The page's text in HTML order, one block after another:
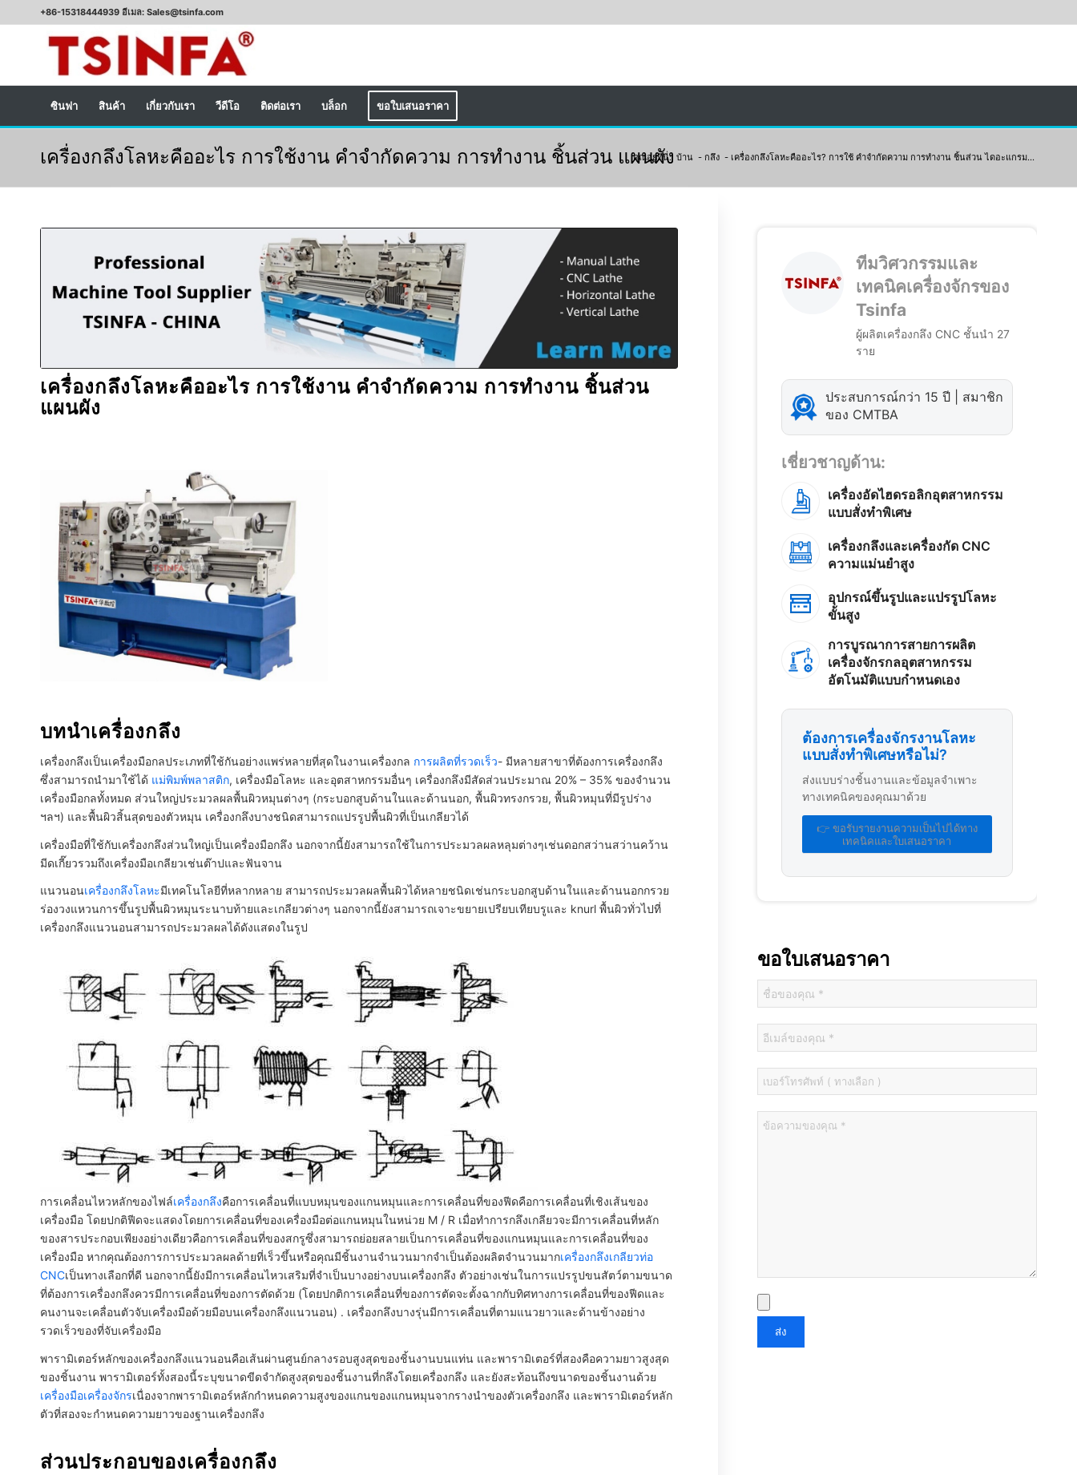
+86-15318444939 อีเมล: Sales@tsinfa.com
ซินฟา สินค้า เกี่ยวกับเรา วีดีโอ ติดต่อเรา บล็อก ขอใบเสนอราคา
เครื่องกลึงโลหะคืออะไร การใช้งาน คำจำกัดความ การทำงาน ชิ้นส่วน แผนผัง
คุณอยู่ที่นี่: บ้าน - กลึง - เครื่องกลึงโลหะคืออะไร? การใช้ คำจำกัดความ การทำงาน ชิ้นส่วน ไดอะแกรม...
เครื่องกลึงโลหะคืออะไร การใช้งาน คำจำกัดความ การทำงาน ชิ้นส่วน
แผนผัง
บทนำเครื่องกลึง
เครื่องกลึงเป็นเครื่องมือกลประเภทที่ใช้กันอย่างแพร่หลายที่สุดในงานเครื่องกล การผลิตที่รวดเร็ว- มีหลายสาขาที่ต้องการเครื่องกลึง
ซึ่งสามารถนำมาใช้ได้ แม่พิมพ์พลาสติก, เครื่องมือโลหะ และอุตสาหกรรมอื่นๆ เครื่องกลึงมีสัดส่วนประมาณ 20% – 35% ของจำนวน
เครื่องมือกลทั้งหมด ส่วนใหญ่ประมวลผลพื้นผิวหมุนต่างๆ (กระบอกสูบด้านในและด้านนอก, พื้นผิวทรงกรวย, พื้นผิวหมุนที่มีรูปร่าง
ฯลฯ) และพื้นผิวสิ้นสุดของตัวหมุน เครื่องกลึงบางชนิดสามารถแปรรูปพื้นผิวที่เป็นเกลียวได้
เครื่องมือที่ใช้กับเครื่องกลึงส่วนใหญ่เป็นเครื่องมือกลึง นอกจากนี้ยังสามารถใช้ในการประมวลผลหลุมต่างๆเช่นดอกสว่านสว่านคว้าน
มีดเกี๊ยวรวมถึงเครื่องมือเกลียวเช่นต๊าปและฟันจาน
แนวนอนเครื่องกลึงโลหะมีเทคโนโลยีที่หลากหลาย สามารถประมวลผลพื้นผิวได้หลายชนิดเช่นกระบอกสูบด้านในและด้านนอกกรวย
ร่องวงแหวนการขึ้นรูปพื้นผิวหมุนระนาบท้ายและเกลียวต่างๆ นอกจากนี้ยังสามารถเจาะขยายเปรียบเทียบรูและ knurl พื้นผิวทั่วไปที่
เครื่องกลึงแนวนอนสามารถประมวลผลได้ดังแสดงในรูป
การเคลื่อนไหวหลักของไฟล์เครื่องกลึงคือการเคลื่อนที่แบบหมุนของแกนหมุนและการเคลื่อนที่ของฟีดคือการเคลื่อนที่เชิงเส้นของ
เครื่องมือ โดยปกติฟีดจะแสดงโดยการเคลื่อนที่ของเครื่องมือต่อแกนหมุนในหน่วย M / R เมื่อทำการกลึงเกลียวจะมีการเคลื่อนที่หลัก
ของสารประกอบเพียงอย่างเดียวคือการเคลื่อนที่ของสกรูซึ่งสามารถย่อยสลายเป็นการเคลื่อนที่ของแกนหมุนและการเคลื่อนที่ของ
เครื่องมือ หากคุณต้องการการประมวลผลด้ายที่เร็วขึ้นหรือคุณมีชิ้นงานจำนวนมากจำเป็นต้องผลิตจำนวนมากเครื่องกลึงเกลียวท่อ
CNCเป็นทางเลือกที่ดี นอกจากนี้ยังมีการเคลื่อนไหวเสริมที่จำเป็นบางอย่างบนเครื่องกลึง ตัวอย่างเช่นในการแปรรูปขนสัตว์ตามขนาด
ที่ต้องการเครื่องกลึงควรมีการเคลื่อนที่ของการตัดด้วย (โดยปกติการเคลื่อนที่ของการตัดจะตั้งฉากกับทิศทางการเคลื่อนที่ของฟีดและ
คนงานจะเคลื่อนตัวจับเครื่องมือด้วยมือบนเครื่องกลึงแนวนอน) . เครื่องกลึงบางรุ่นมีการเคลื่อนที่ตามแนวยาวและด้านข้างอย่าง
รวดเร็วของที่จับเครื่องมือ
พารามิเตอร์หลักของเครื่องกลึงแนวนอนคือเส้นผ่านศูนย์กลางรอบสูงสุดของชิ้นงานบนแท่น และพารามิเตอร์ที่สองคือความยาวสูงสุด
ของชิ้นงาน พารามิเตอร์ทั้งสองนี้ระบุขนาดขีดจำกัดสูงสุดของชิ้นงานที่กลึงโดยเครื่องกลึง และยังสะท้อนถึงขนาดของชิ้นงานด้วย
เครื่องมือเครื่องจักรเนื่องจากพารามิเตอร์หลักกำหนดความสูงของแกนของแกนหมุนจากรางนำของตัวเครื่องกลึง และพารามิเตอร์หลัก
ตัวที่สองจะกำหนดความยาวของฐานเครื่องกลึง
ส่วนประกอบของเครื่องกลึง
ทีมวิศวกรรมและ
เทคนิคเครื่องจักรของ
Tsinfa
ผู้ผลิตเครื่องกลึง CNC ชั้นนำ 27
ราย
ประสบการณ์กว่า 15 ปี | สมาชิก
ของ CMTBA
เชี่ยวชาญด้าน:
เครื่องอัดไฮดรอลิกอุตสาหกรรม
แบบสั่งทำพิเศษ
เครื่องกลึงและเครื่องกัด CNC
ความแม่นยำสูง
อุปกรณ์ขึ้นรูปและแปรรูปโลหะ
ขั้นสูง
การบูรณาการสายการผลิต
เครื่องจักรกลอุตสาหกรรม
อัตโนมัติแบบกำหนดเอง
ต้องการเครื่องจักรงานโลหะ
แบบสั่งทำพิเศษหรือไม่?
ส่งแบบร่างชิ้นงานและข้อมูลจำเพาะ
ทางเทคนิคของคุณมาด้วย
👉 ขอรับรายงานความเป็นไปได้ทาง
เทคนิคและใบเสนอราคา
ขอใบเสนอราคา